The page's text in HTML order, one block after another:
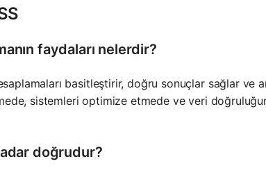
faydaları nelerdir?
basitleştirir, doğru sonuçlar sağlar ve
sistemleri optimize etmede ve veri
doğrudur?